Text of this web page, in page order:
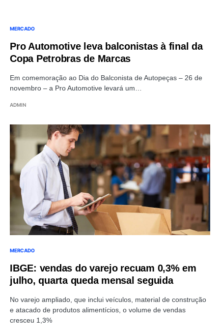
MERCADO
Pro Automotive leva balconistas à final da
Copa Petrobras de Marcas
Em comemoração ao Dia do Balconista de Autopeças – 26 de
novembro – a Pro Automotive levará um…
ADMIN
MERCADO
IBGE: vendas do varejo recuam 0,3% em
julho, quarta queda mensal seguida
No varejo ampliado, que inclui veículos, material de construção
e atacado de produtos alimentícios, o volume de vendas
cresceu 1,3%